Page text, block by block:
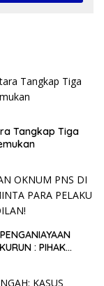
Tangkap Tiga
: PIHAK